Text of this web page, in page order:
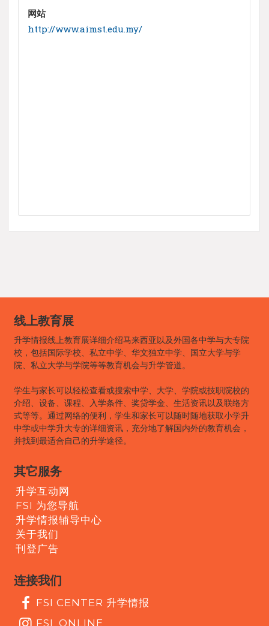
网站
http://www.aimst.edu.my/
线上教育展
升学情报线上教育展详细介绍马来西亚以及外国各中学与大专院
校，包括国际学校、私立中学、华文独立中学、国立大学与学
院、私立大学与学院等等教育机会与升学管道。
学生与家长可以轻松查看或搜索中学、大学、学院或技职院校的
介绍、设备、课程、入学条件、奖贷学金、生活资讯以及联络方
式等等。通过网络的便利，学生和家长可以随时随地获取小学升
中学或中学升大专的详细资讯，充分地了解国内外的教育机会，
并找到最适合自己的升学途径。
其它服务
升学互动网
FSI 为您导航
升学情报辅导中心
关于我们
刊登广告
连接我们
FSI CENTER 升学情报
FSI_ONLINE